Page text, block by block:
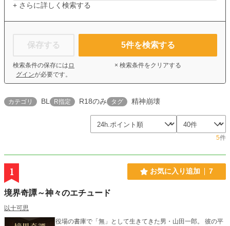
+ さらに詳しく検索する
保存する
検索条件の保存には ロ
グインが必要です。
5件を検索する
× 検索条件をクリアする
カテゴリ BL R指定 R18のみ タグ 精神崩壊
5件
1 お気に入り追加 7
境界奇譚～神々のエチュード
以十可思
役場の書庫で「無」として生きてきた男・山田一郎。 彼の平